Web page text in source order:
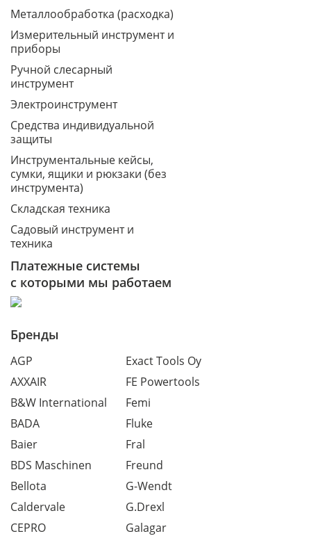
Металлообработка (расходка)
Измерительный инструмент и
приборы
Ручной слесарный
инструмент
Электроинструмент
Средства индивидуальной
защиты
Инструментальные кейсы,
сумки, ящики и рюкзаки (без
инструмента)
Складская техника
Садовый инструмент и
техника
Платежные системы
с которыми мы работаем
Бренды
AGP
AXXAIR
B&W International
BADA
Baier
BDS Maschinen
Bellota
Caldervale
CEPRO
Exact Tools Oy
FE Powertools
Femi
Fluke
Fral
Freund
G-Wendt
G.Drexl
Galagar